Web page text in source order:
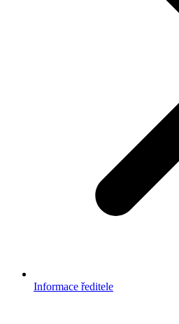
Informace ředitele